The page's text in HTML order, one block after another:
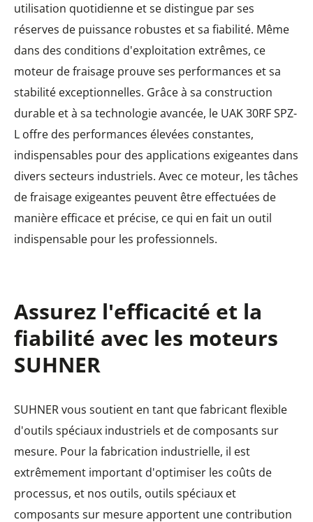
utilisation quotidienne et se distingue par ses
réserves de puissance robustes et sa fiabilité. Même
dans des conditions d'exploitation extrêmes, ce
moteur de fraisage prouve ses performances et sa
stabilité exceptionnelles. Grâce à sa construction
durable et à sa technologie avancée, le UAK 30RF SPZ-
L offre des performances élevées constantes,
indispensables pour des applications exigeantes dans
divers secteurs industriels. Avec ce moteur, les tâches
de fraisage exigeantes peuvent être effectuées de
manière efficace et précise, ce qui en fait un outil
indispensable pour les professionnels.
Assurez l'efficacité et la
fiabilité avec les moteurs
SUHNER
SUHNER vous soutient en tant que fabricant flexible
d'outils spéciaux industriels et de composants sur
mesure. Pour la fabrication industrielle, il est
extrêmement important d'optimiser les coûts de
processus, et nos outils, outils spéciaux et
composants sur mesure apportent une contribution